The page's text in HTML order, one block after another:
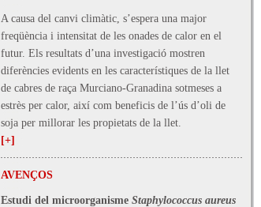
A causa del canvi climàtic, s’espera una major
freqüència i intensitat de les onades de calor en el
futur. Els resultats d’una investigació mostren
diferències evidents en les característiques de la llet
de cabres de raça Murciano-Granadina sotmeses a
estrès per calor, així com beneficis de l’ús d’oli de
soja per millorar les propietats de la llet.
[+]
AVENÇOS
Estudi del microorganisme Staphylococcus aureus